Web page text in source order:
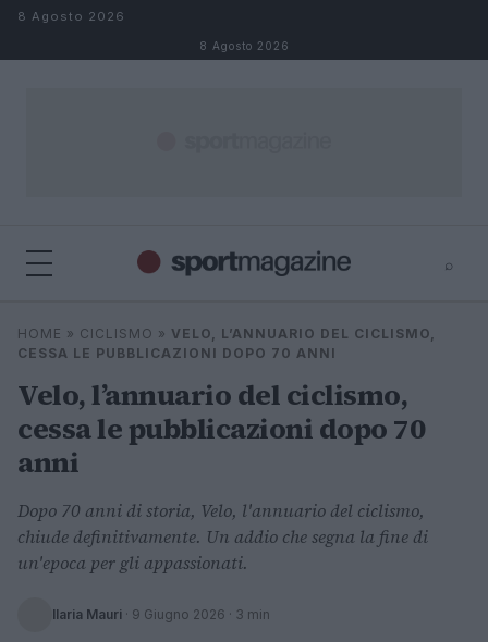
Salta al contenuto
8 Agosto 2026
8 Agosto 2026
⌕
Cerca
⌕
HOME » CICLISMO » VELO, L’ANNUARIO DEL CICLISMO,
CESSA LE PUBBLICAZIONI DOPO 70 ANNI
Velo, l’annuario del ciclismo,
cessa le pubblicazioni dopo 70
anni
Dopo 70 anni di storia, Velo, l'annuario del ciclismo,
chiude definitivamente. Un addio che segna la fine di
un'epoca per gli appassionati.
Ilaria Mauri · 9 Giugno 2026 · 3 min